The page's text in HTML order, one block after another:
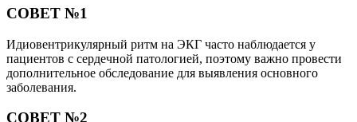
СОВЕТ №1
Идиовентрикулярный ритм на ЭКГ часто наблюдается у
пациентов с сердечной патологией, поэтому важно провести
дополнительное обследование для выявления основного
заболевания.
СОВЕТ №2